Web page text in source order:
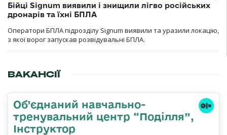
Бійці Signum виявили і знищили лігво російських
дронарів та їхні БПЛА
Оператори БПЛА підрозділу Signum виявили та уразили локацію,
з якої ворог запускав розвідувальні БПЛА.
ВАКАНСІЇ
Об’єднаний навчально-
тренувальний центр “Поділля”,
Інструктор